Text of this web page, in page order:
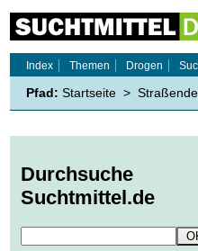
Index
Themen Drogen
Pfad: Startseite >
Durchsuche
Suchtmittel.de